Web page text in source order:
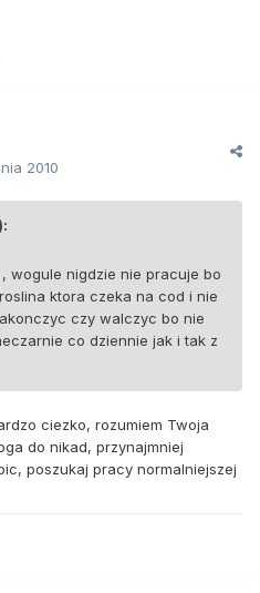
2010
wogule nigdzie nie pracuje bo
ktora czeka na cod i nie
czy walczyc bo nie
co dziennie jak i tak z
ciezko, rozumiem Twoja
do nikad, przynajmniej
poszukaj pracy normalniejszej